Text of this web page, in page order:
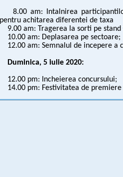
8.00 am: Intalnirea
pentru achitarea diferentei de taxa
9.00 am: Tragerea la sorti pe stand
10.00 am: Deplasarea pe sectoare;
12.00 am: Semnalul de incepere a
Duminica, 5 iulie 2020:
12.00 pm: Incheierea concursului;
14.00 pm: Festivitatea de premiere